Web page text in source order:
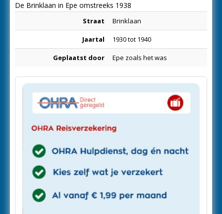
De Brinklaan in Epe omstreeks 1938
Straat Brinklaan
Jaartal 1930 tot 1940
Geplaatst door Epe zoals het was